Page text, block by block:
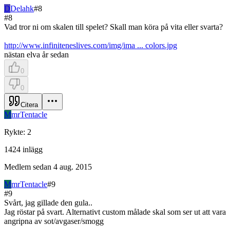
DDelahk#8
#8
Vad tror ni om skalen till spelet? Skall man köra på vita eller svarta?
http://www.infiniteneslives.com/img/ima ... colors.jpg
nästan elva år sedan
0
0
Citera
MmrTentacle
Rykte: 2
1424 inlägg
Medlem sedan 4 aug. 2015
MmrTentacle#9
#9
Svårt, jag gillade den gula..
Jag röstar på svart. Alternativt custom målade skal som ser ut att vara
angripna av sot/avgaser/smogg